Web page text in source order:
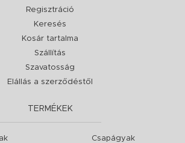
Regisztráció
Keresés
Kosár tartalma
Szállítás
Szavatosság
Elállás a szerződéstől
TERMÉKEK
Csapágyak